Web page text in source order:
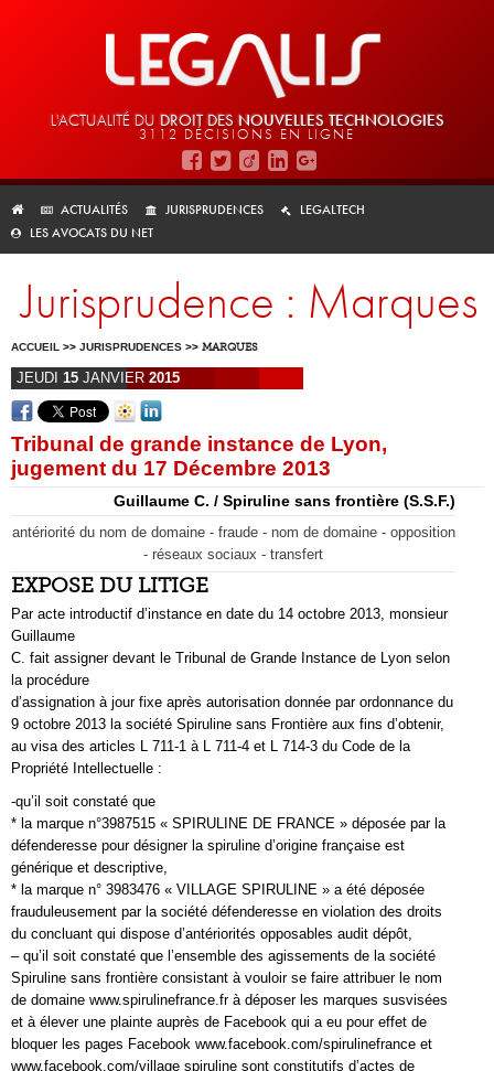
L'ACTUALITÉ DU DROIT DES NOUVELLES TECHNOLOGIES
3112 DÉCISIONS EN LIGNE
ACTUALITÉS JURISPRUDENCES
LEGALTECH
LES AVOCATS DU NET
Jurisprudence : Marques
ACCUEIL >> JURISPRUDENCES >> MARQUES
JEUDI 15 JANVIER 2015
Tribunal de grande instance de Lyon,
jugement du 17 Décembre 2013
Guillaume C. / Spiruline sans frontière (S.S.F.)
antériorité du nom de domaine - fraude - nom de domaine - opposition
- réseaux sociaux - transfert
EXPOSE DU LITIGE
Par acte introductif d’instance en date du 14 octobre 2013, monsieur
Guillaume
C. fait assigner devant le Tribunal de Grande Instance de Lyon selon
la procédure
d’assignation à jour fixe après autorisation donnée par ordonnance du
9 octobre 2013 la société Spiruline sans Frontière aux fins d’obtenir,
au visa des articles L 711-1 à L 711-4 et L 714-3 du Code de la
Propriété Intellectuelle :
-qu’il soit constaté que
* la marque n°3987515 « SPIRULINE DE FRANCE » déposée par la
défenderesse pour désigner la spiruline d’origine française est
générique et descriptive,
* la marque n° 3983476 « VILLAGE SPIRULINE » a été déposée
frauduleusement par la société défenderesse en violation des droits
du concluant qui dispose d’antériorités opposables audit dépôt,
– qu’il soit constaté que l’ensemble des agissements de la société
Spiruline sans frontière consistant à vouloir se faire attribuer le nom
de domaine www.spirulinefrance.fr à déposer les marques susvisées
et à élever une plainte auprès de Facebook qui a eu pour effet de
bloquer les pages Facebook www.facebook.com/spirulinefrance et
www.facebook.com/village spiruline sont constitutifs d’actes de